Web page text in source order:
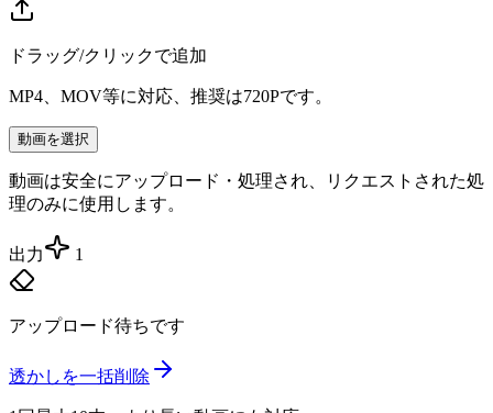
ドラッグ/クリックで追加
MP4、MOV等に対応、推奨は720Pです。
動画を選択
動画は安全にアップロード・処理され、リクエストされた処
理のみに使用します。
出力 1
アップロード待ちです
透かしを一括削除